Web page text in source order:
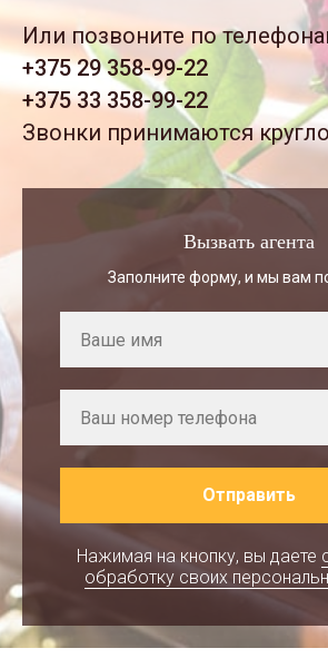
Или позвоните по
+375 29 358-99-22
+375 33 358-99-22
Звонки принимаются
Вызвать агента
Заполните форму, и мы вам
Отправить
Нажимая на кнопку, вы даете
обработку своих